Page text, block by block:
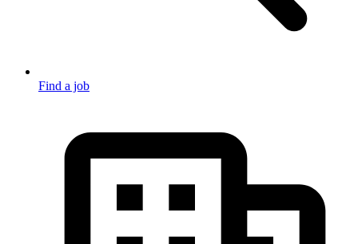
Find a job